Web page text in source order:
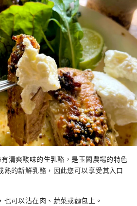
清爽酸味的生乳酪，是玉閣農場的特色
熟的新鮮乳酪，因此您可以享受其入口
可以沾在肉、蔬菜或麵包上。